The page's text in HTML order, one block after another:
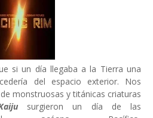
si un día llegaba a la Tierra una
del espacio exterior. Nos
monstruosas y titánicas criaturas
surgieron un día de las